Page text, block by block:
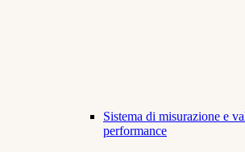
Sistema di misurazione e
performance